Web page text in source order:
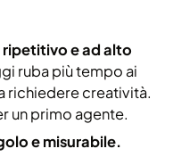
e ad alto
ruba più tempo ai
richiedere creatività.
un primo agente.
e misurabile.